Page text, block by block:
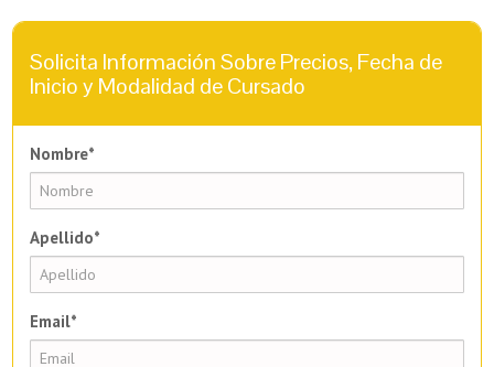
Solicita Información Sobre Precios, Fecha de
Inicio y Modalidad de Cursado
Nombre*
Apellido*
Email*